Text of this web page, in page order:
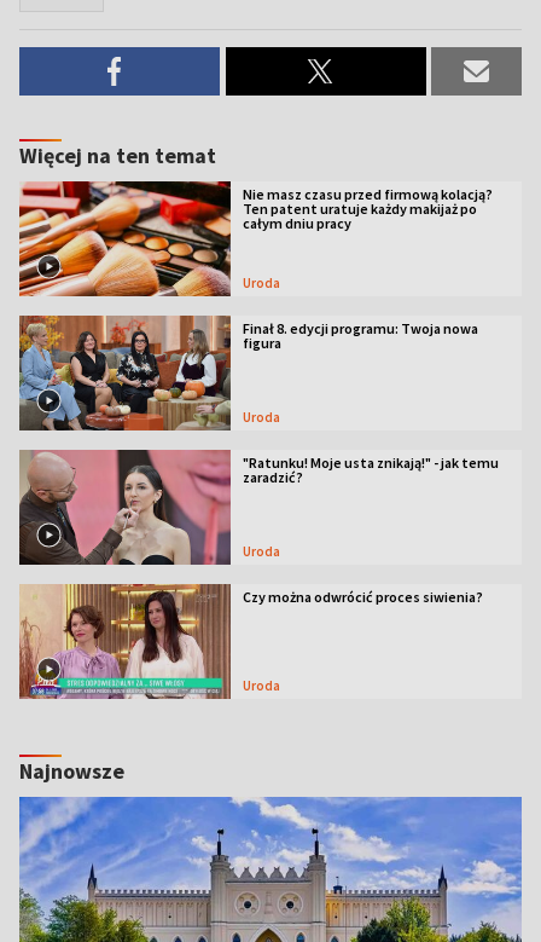
Więcej na ten temat
Nie masz czasu przed firmową kolacją?
Ten patent uratuje każdy makijaż po
całym dniu pracy
Uroda
Finał 8. edycji programu: Twoja nowa
figura
Uroda
"Ratunku! Moje usta znikają!" - jak temu
zaradzić?
Uroda
Czy można odwrócić proces siwienia?
Uroda
Najnowsze